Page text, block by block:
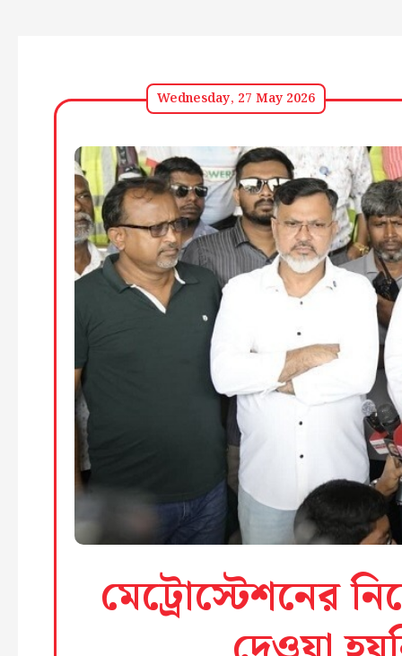
Wednesday, 27 May 2026
মেট্রোস্টেশনের